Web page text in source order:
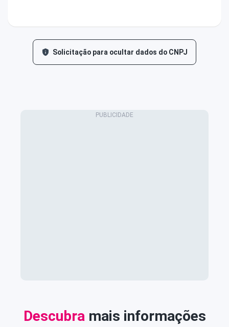
Solicitação para ocultar dados do CNPJ
Descubra mais informações